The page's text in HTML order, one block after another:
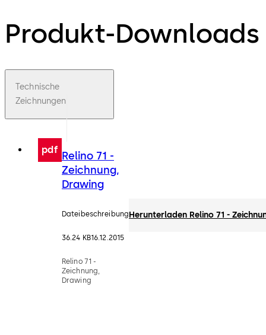
Produkt-Downloads
Technische
Zeichnungen
pdf Relino 71 -
Zeichnung,
Drawing
Dateibeschreibung
36.24 KB16.12.2015
Relino 71 -
Zeichnung,
Drawing
Herunterladen Relino 71 -